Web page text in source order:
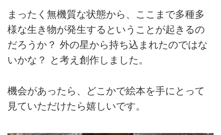
まったく無機質な状態から、ここまで多種多
様な生き物が発生するということが起きるの
だろうか？ 外の星から持ち込まれたのではな
いかな？ と考え創作しました。
機会があったら、どこかで絵本を手にとって
見ていただけたら嬉しいです。